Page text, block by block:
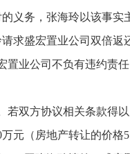
义务，张海玲以该事实
求盛宏置业公司双倍返
置业公司不负有违约责
若双方协议相关条款得
元（房地产转让的价格